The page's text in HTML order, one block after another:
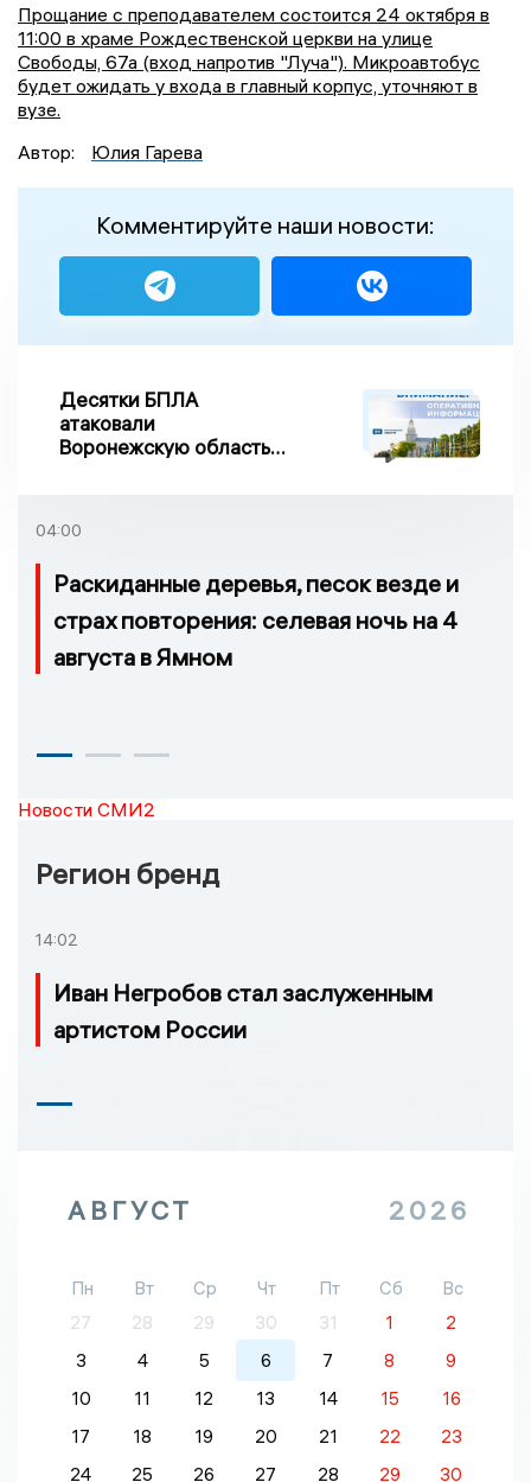
Прощание с преподавателем состоится 24 октября в
11:00 в храме Рождественской церкви на улице
Свободы, 67а (вход напротив "Луча"). Микроавтобус
будет ожидать у входа в главный корпус, уточняют в
вузе.
Автор:
Юлия Гарева
Комментируйте наши новости:
Десятки БПЛА
атаковали
Воронежскую область
04:00
Раскиданные деревья, песок везде и
страх повторения: селевая ночь на 4
августа в Ямном
Новости СМИ2
Регион бренд
14:02
Иван Негробов стал заслуженным
артистом России
АВГУСТ 2026
Пн Вт Ср Чт Пт Сб
Вс
27
28 29 30 31 1
2
3
4 5 6 7 8
9
10
11 12 13 14 15
16
17
18 19 20 21 22
23
24
25 26 27 28 29 30